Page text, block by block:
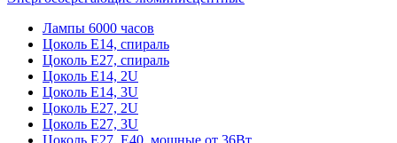
Лампы 6000 часов
Цоколь Е14, спираль
Цоколь Е27, спираль
Цоколь Е14, 2U
Цоколь Е14, 3U
Цоколь Е27, 2U
Цоколь Е27, 3U
Цоколь Е27, Е40, мощные от 36Вт